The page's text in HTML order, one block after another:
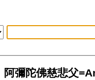
阿彌陀佛慈悲父